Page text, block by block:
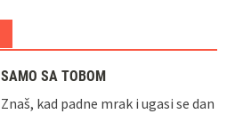
SAMO SA TOBOM
Znaš, kad padne mrak i ugasi se dan